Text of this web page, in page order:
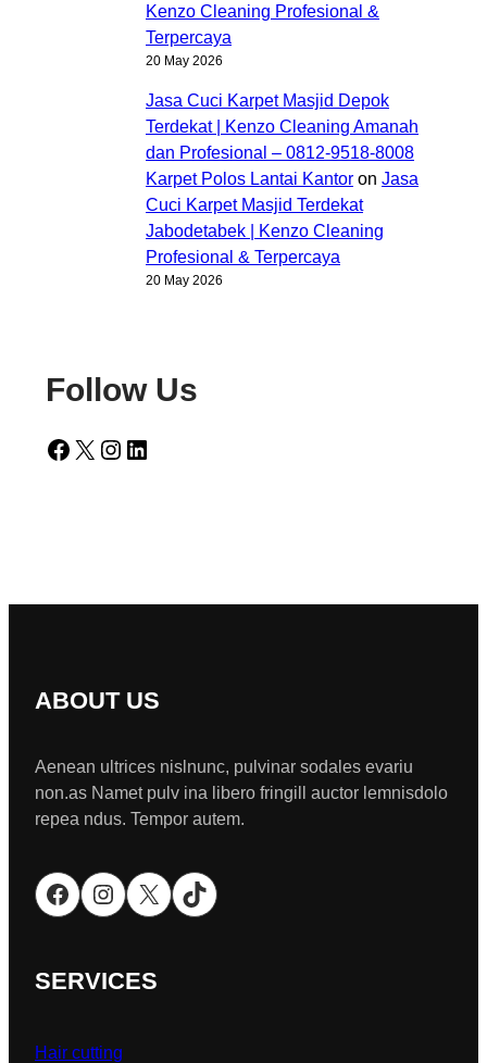
Kenzo Cleaning Profesional &
Terpercaya
20 May 2026
Jasa Cuci Karpet Masjid Depok
Terdekat | Kenzo Cleaning Amanah
dan Profesional – 0812-9518-8008
Karpet Polos Lantai Kantor on Jasa
Cuci Karpet Masjid Terdekat
Jabodetabek | Kenzo Cleaning
Profesional & Terpercaya
20 May 2026
Follow Us
Facebook X Instagram LinkedIn
ABOUT US
Aenean ultrices nislnunc, pulvinar sodales evariu
non.as Namet pulv ina libero fringill auctor lemnisdolo
repea ndus. Tempor autem.
Facebook Instagram X TikTok
SERVICES
Hair cutting